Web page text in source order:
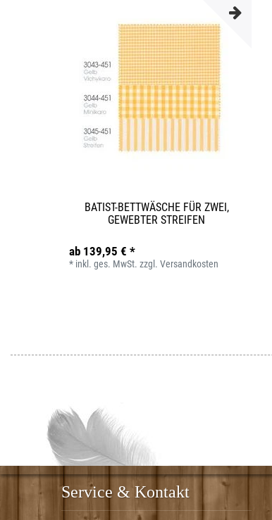
BATIST-BETTWÄSCHE FÜR ZWEI,
GEWEBTER STREIFEN
ab 139,95 € *
* inkl. ges. MwSt. zzgl.Versandkosten
Service & Kontakt